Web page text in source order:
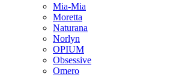
Mia-Mia
Moretta
Naturana
Norlyn
OPIUM
Obsessive
Omero